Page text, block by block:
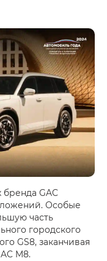
бренда GAC
Особые
часть
городского
GS8, заканчивая
M8.